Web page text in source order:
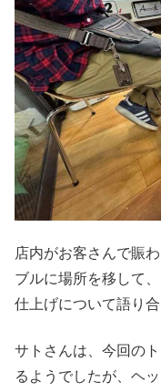
店内がお客さんで賑
ブルに場所を移して
仕上げについて語り
サトさんは、今回の
るようでしたが、ヘ